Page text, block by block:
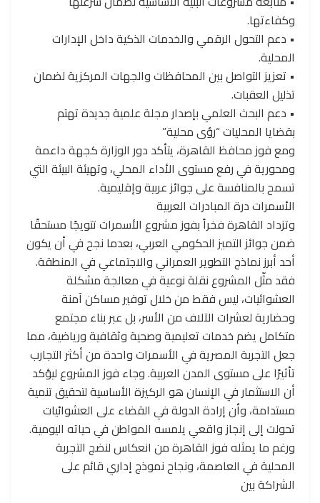
وكفاءتها.
• دعم التحول الرقمي والخدمات الذكية داخل الإدارات
المحلية.
• تعزيز التواصل بين المحافظات والجهات المركزية لضمان
تذليل العقبات.
• دعم البحث العلمي بإصدار مجلة علمية جديدة تهتم
بقضايا المحليات “رؤى محلية”
ومع فوز محافظ القاهرة، يتأكد دور الوزارة كجهة داعمة
ومحورية في رفع مستوى الأداء المحلي، وتهيئة البيئة التي
تسمح بالمنافسة على جوائز عربية وإقليمية.
الأسمرات درة المبادرات العربية
وتزداد القاهرة فخراً بفوز مشروع الأسمرات تتويجًا مستحقًا
ضمن جوائز التميز الحكومي العربي، بعدما نجح في أن يكون
أحد أبرز نماذج التطوير العمراني والاجتماعي في المنطقة.
فقد مثّل المشروع نقلة نوعية في معالجة مشكلة
العشوائيات، ليس فقط من خلال توفير مساكن آمنة
وحضارية لعشرات الآلاف من الأسر، بل عبر بناء مجتمع
متكامل يضم خدمات تعليمية وصحية وثقافية ورياضية، مما
جعل التجربة المصرية في الأسمرات واحدة من أكثر التجارب
تأثيرًا على مستوى المدن العربية. وجاء فوز المشروع ليؤكد
أن الاستثمار في الإنسان هو الركيزة الأساسية لتحقيق تنمية
مستدامة، وأن إرادة الدولة في القضاء على العشوائيات
تحولت إلى إنجاز واقعي يلمسه المواطن في حياته اليومية.
ورغم ما يمثله فوز القاهرة من انعكاس لنضج التجربة
المحلية في العاصمة، ونجاح نموذج إداري قائم على
الشراكة بين